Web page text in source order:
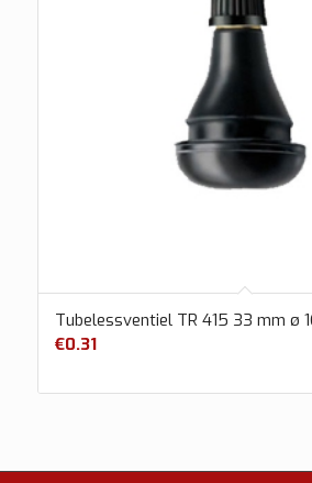
Tubelessventiel TR 415 33 mm ø
€0.31